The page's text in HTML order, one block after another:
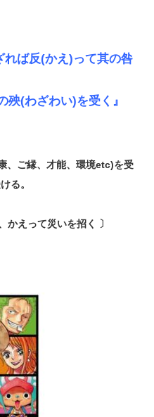
れば反(かえ)って其の咎
殃(わざわい)を受く』
、ご縁、才能、環境etc)を受
る。
かえって災いを招く 〕